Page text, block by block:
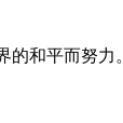
和平而努力。